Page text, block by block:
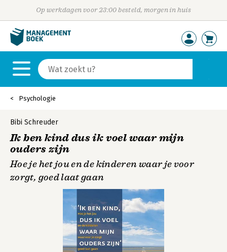
Op werkdagen voor 23:00 besteld, morgen in huis
Psychologie
Bibi Schreuder
Ik ben kind dus ik voel waar mijn
ouders zijn
Hoe je het jou en de kinderen waar je voor
zorgt, goed laat gaan